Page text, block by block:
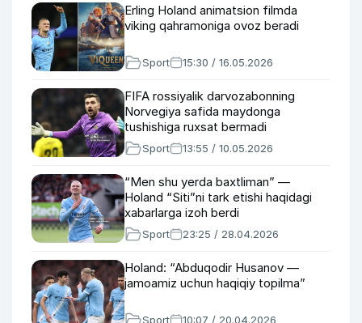
Erling Holand animatsion filmda
viking qahramoniga ovoz beradi
Sport 15:30 / 16.05.2026
FIFA rossiyalik darvozabonning
Norvegiya safida maydonga
tushishiga ruxsat bermadi
Sport 13:55 / 10.05.2026
“Men shu yerda baxtliman” —
Holand “Siti”ni tark etishi haqidagi
xabarlarga izoh berdi
Sport 23:25 / 28.04.2026
Holand: “Abduqodir Husanov —
jamoamiz uchun haqiqiy topilma”
Sport 10:07 / 20.04.2026